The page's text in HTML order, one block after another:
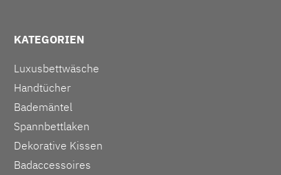
KATEGORIEN
Luxusbettwäsche
Handtücher
Bademäntel
Spannbettlaken
Dekorative Kissen
Badaccessoires